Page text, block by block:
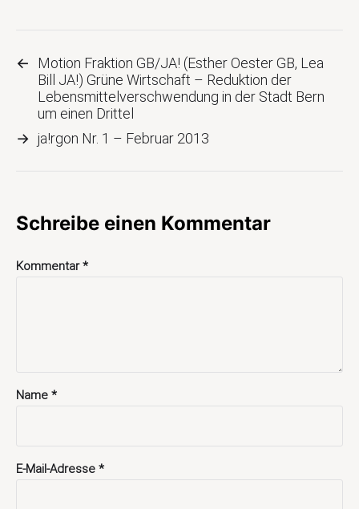
←
Motion Fraktion GB/JA! (Esther Oester GB, Lea
Bill JA!) Grüne Wirtschaft – Reduktion der
Lebensmittelverschwendung in der Stadt Bern
um einen Drittel
→ ja!rgon Nr. 1 – Februar 2013
Schreibe einen Kommentar
Kommentar*
Name *
E-Mail-Adresse *